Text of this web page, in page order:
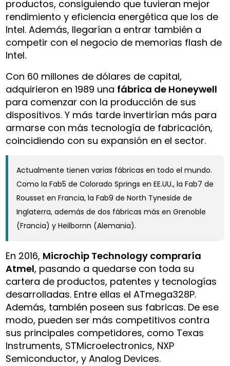
productos, consiguiendo que tuvieran mejor
rendimiento y eficiencia energética que los de
Intel. Además, llegarían a entrar también a
competir con el negocio de memorias flash de
Intel.
Con 60 millones de dólares de capital,
adquirieron en 1989 una fábrica de Honeywell
para comenzar con la producción de sus
dispositivos. Y más tarde invertirían más para
armarse con más tecnología de fabricación,
coincidiendo con su expansión en el sector.
Actualmente tienen varias fábricas en todo el mundo.
Como la Fab5 de Colorado Springs en EE.UU., la Fab7 de
Rousset en Francia, la Fab9 de North Tyneside de
Inglaterra, además de dos fábricas más en Grenoble
(Francia) y Heilbornn (Alemania).
En 2016, Microchip Technology compraría
Atmel, pasando a quedarse con toda su
cartera de productos, patentes y tecnologías
desarrolladas. Entre ellas el ATmega328P.
Además, también poseen sus fabricas. De ese
modo, pueden ser más competitivos contra
sus principales competidores, como Texas
Instruments, STMicroelectronics, NXP
Semiconductor, y Analog Devices.